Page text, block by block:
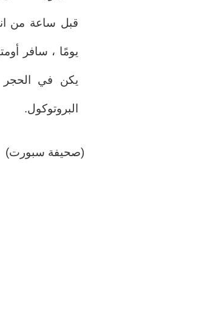
يومًا ، سافر
يكن في الحجر
البروتوكول.
(صحيفة سبورت)